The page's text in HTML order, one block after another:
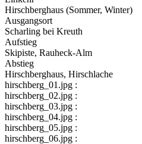
Hirschberghaus (Sommer, Winter)
Ausgangsort
Scharling bei Kreuth
Aufstieg
Skipiste, Rauheck-Alm
Abstieg
Hirschberghaus, Hirschlache
hirschberg_01.jpg :
hirschberg_02.jpg :
hirschberg_03.jpg :
hirschberg_04.jpg :
hirschberg_05.jpg :
hirschberg_06.jpg :